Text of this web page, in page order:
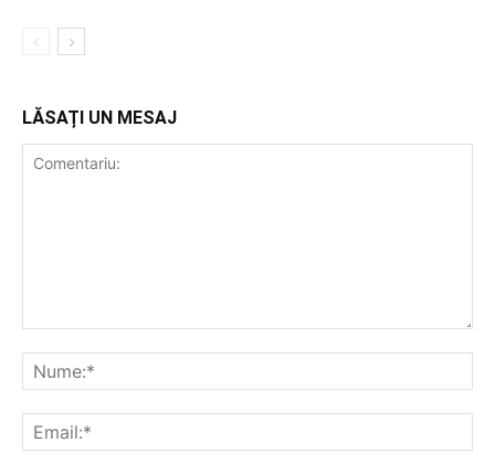
LĂSAȚI UN MESAJ